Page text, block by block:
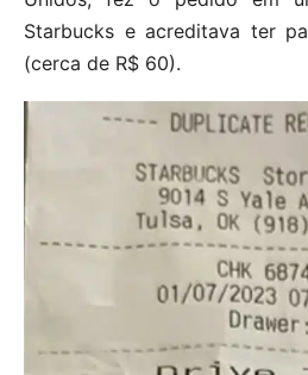
Starbucks e acreditava ter
(cerca de R$ 60).